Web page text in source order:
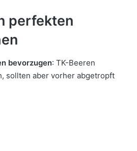
perfekten
bevorzugen: TK-Beeren
sollten aber vorher abgetropft